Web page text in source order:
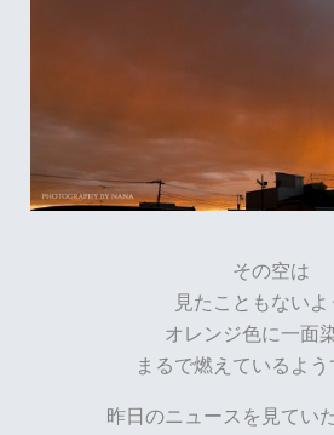
その空は
見たこともないよ
オレンジ色に一面
まるで燃えているよう
昨日のニュースを見てい